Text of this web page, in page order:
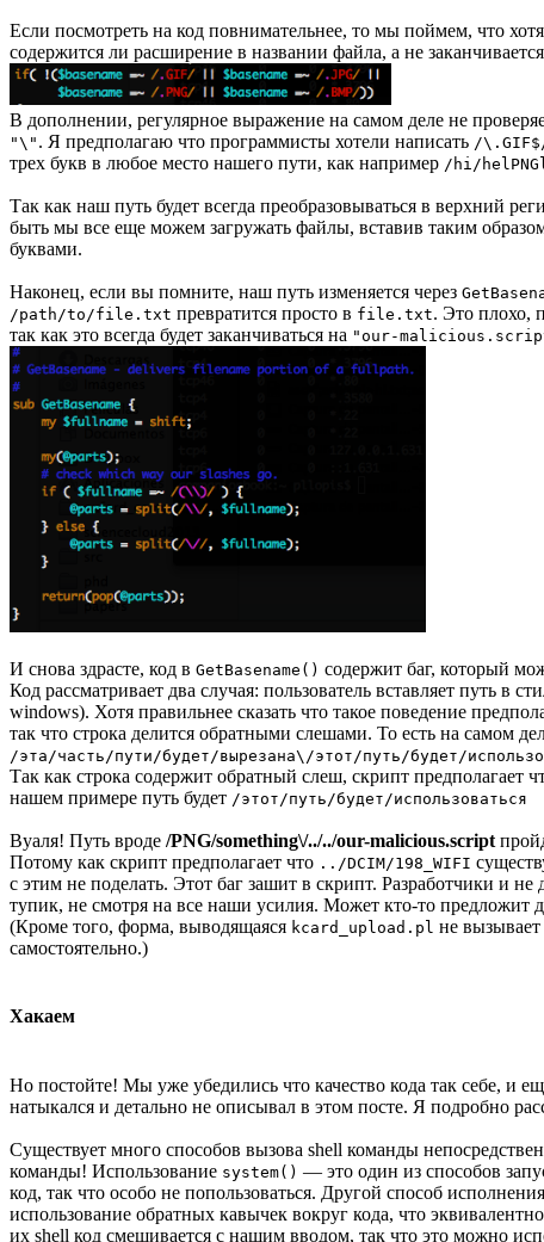
Если посмотреть на код повнимательнее, то мы поймем, что
содержится ли расширение в названии файла, а не
В дополнении, регулярное выражение на самом деле не
"\" . Я предполагаю что программисты хотели написать /
трех букв в любое место нашего пути, как например /hi/
Так как наш путь будет всегда преобразовываться в верхний
быть мы все еще можем загружать файлы, вставив таким
буквами.
Наконец, если вы помните, наш путь изменяется через
/path/to/file.txt превратится просто в file.txt. Это плохо,
так как это всегда будет заканчиваться на "our-
И снова здрасте, код в GetBasename() содержит баг, который
Код рассматривает два случая: пользователь вставляет путь в
windows). Хотя правильнее сказать что такое поведение
так что строка делится обратными слешами. То есть на самом
/эта/часть/пути/будет/вырезана\/этот/путь/будет/
Так как строка содержит обратный слеш, скрипт предполагает
нашем примере путь будет /этот/путь/будет/использоваться
Вуаля! Путь вроде /PNG/something\/../../our-malicious.script
Потому как скрипт предполагает что ../DCIM/198_WIFI
с этим не поделать. Этот баг зашит в скрипт. Разработчики и
тупик, не смотря на все наши усилия. Может кто-то предложит
(Кроме того, форма, выводящаяся kcard_upload.pl не
самостоятельно.)
Хакаем
Но постойте! Мы уже убедились что качество кода так себе, и
натыкался и детально не описывал в этом посте. Я подробно
Существует много способов вызова shell команды
команды! Использование system() — это один из способов
код, так что особо не попользоваться. Другой способ
использование обратных кавычек вокруг кода, что
их shell код смешивается с нашим вводом, так что это можно